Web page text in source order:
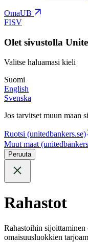
OmaUB
FISV
Olet sivustolla
Valitse haluamasi kieli
Suomi
English
Svenska
Jos tarvitset muun maan
Ruotsi (unitedbankers.se)
Muut maat
Peruuta
Rahastot
Rahastoihin
omaisuusluokkien